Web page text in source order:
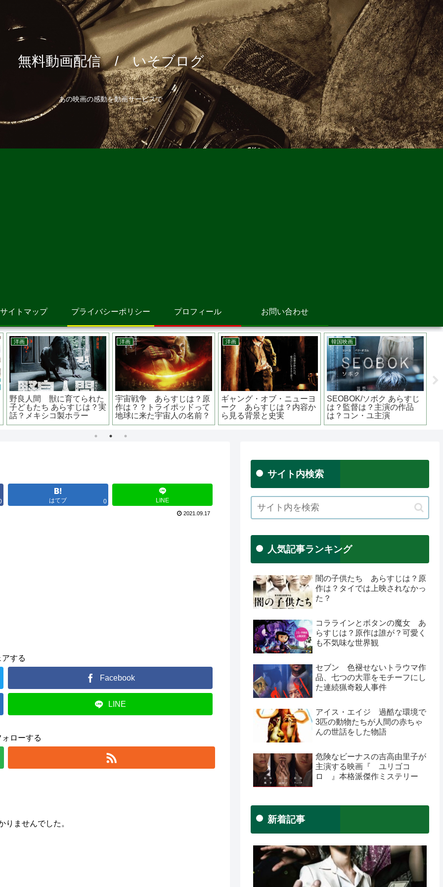
無料動画配信 / いそブログ
あの映画の感動を動画サービスで
サイトマップ プライバシーポリシー プロフィール お問い合わせ
アニメ映画
ーヤと龍の王国 あらすじ
？原作は？声優は？ ナウ
カに似ている？？
アニメ映画
劇場版オトッペ パパ・ド
ント・クライ あらすじは？
原作は？ 子供番組の続き？
邦画
決戦は日曜日 あらすじは？
監督は？主演関連作品は？
窪田正孝主演
アニメ映画
長ぐつをはいたネコ シュ
レックにも登場するあの猫
が主役のストーリー
ヤマ
はてブ 0 LINE
2021.09.17
する
Facebook
LINE
ローする
りませんでした。
サイト内検索
人気記事ランキング
闇の子供たち あらすじは？原
作は？タイでは上映されなかっ
た？
コララインとボタンの魔女 あ
らすじは？原作は誰が？可愛く
も不気味な世界観
セブン 色褪せないトラウマ作
品、七つの大罪をモチーフにし
た連続猟奇殺人事件
アイス・エイジ 過酷な環境で
3匹の動物たちが人間の赤ちゃ
んの世話をした物語
危険なビーナスの吉高由里子が
主演する映画『 ユリゴコ
ロ 』本格派傑作ミステリー
新着記事